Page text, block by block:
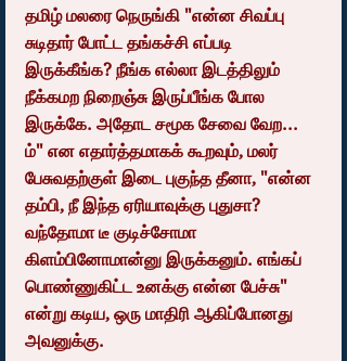
தமிழ் மலரை நெருங்கி "என்ன சிவப்பு
சுடிதார் போட்ட தங்கச்சி எப்படி
இருக்கீங்க? நீங்க எல்லா இடத்திலும்
நீக்கமற நிறைஞ்சு இருப்பீங்க போல
இருக்கே. அதோட சமூக சேவை வேற...
ம்" என எதார்த்தமாகக் கூறவும், மலர்
பேசுவதற்குள் இடை புகுந்த தீனா, "என்ன
தம்பி, நீ இந்த ஏரியாவுக்கு புதுசா?
வந்தோமா டீ குடிச்சோமா
கிளம்பினோமான்னு இருக்கனும். எங்கப்
பொண்ணுகிட்ட உனக்கு என்ன பேச்சு"
என்று கடிய, ஒரு மாதிரி ஆகிப்போனது
அவனுக்கு.